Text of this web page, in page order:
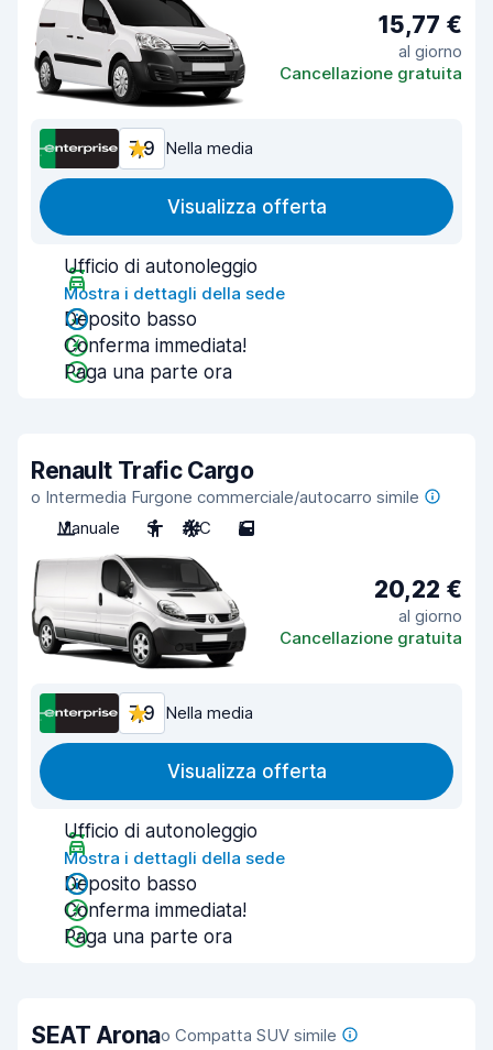
15,77 €
al giorno
Cancellazione gratuita
7,9 Nella media
Visualizza offerta
Ufficio di autonoleggio
Mostra i dettagli della sede
Deposito basso
Conferma immediata!
Paga una parte ora
Renault Trafic Cargo
o Intermedia Furgone commerciale/autocarro simile
Manuale
3 A/C 5
20,22 €
al giorno
Cancellazione gratuita
7,9 Nella media
Visualizza offerta
Ufficio di autonoleggio
Mostra i dettagli della sede
Deposito basso
Conferma immediata!
Paga una parte ora
SEAT Aronao Compatta SUV simile